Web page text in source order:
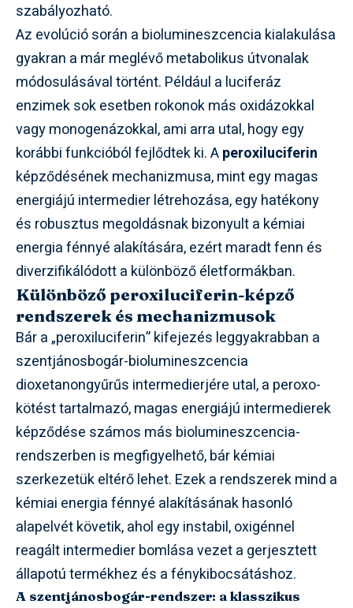
szabályozható.
Az evolúció során a biolumineszcencia kialakulása
gyakran a már meglévő metabolikus útvonalak
módosulásával történt. Például a luciferáz
enzimek sok esetben rokonok más oxidázokkal
vagy monogenázokkal, ami arra utal, hogy egy
korábbi funkcióból fejlődtek ki. Aperoxiluciferin
képződésének mechanizmusa, mint egy magas
energiájú intermedier létrehozása, egy hatékony
és robusztus megoldásnak bizonyult a kémiai
energia fénnyé alakítására, ezért maradt fenn és
diverzifikálódott a különböző életformákban.
Különböző peroxiluciferin-képző
rendszerek és mechanizmusok
Bár a „peroxiluciferin” kifejezés leggyakrabban a
szentjánosbogár-biolumineszcencia
dioxetanongyűrűs intermedierjére utal, a peroxo-
kötést tartalmazó, magas energiájú intermedierek
képződése számos más biolumineszcencia-
rendszerben is megfigyelhető, bár kémiai
szerkezetük eltérő lehet. Ezek a rendszerek mind a
kémiai energia fénnyé alakításának hasonló
alapelvét követik, ahol egy instabil, oxigénnel
reagált intermedier bomlása vezet a gerjesztett
állapotú termékhez és a fénykibocsátáshoz.
A szentjánosbogár-rendszer: a klasszikus